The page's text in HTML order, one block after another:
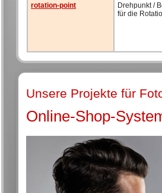
rotation-point
Drehpunkt /
für die
Unsere Projekte für
Online-Shop-